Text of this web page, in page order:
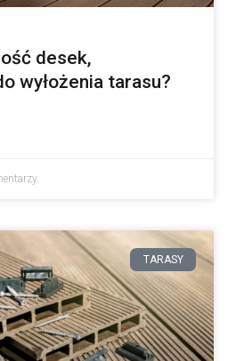
desek,
wyłożenia tarasu?
TARASY